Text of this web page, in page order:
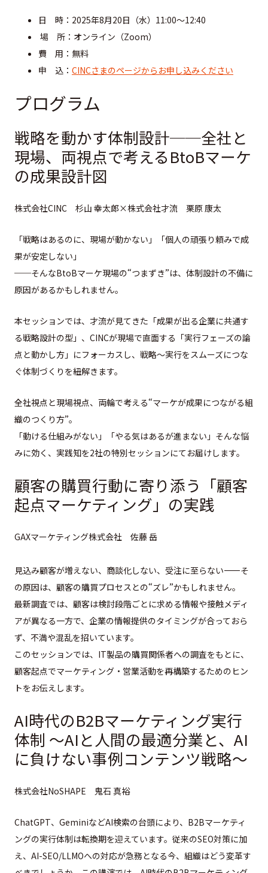
日 時：2025年8月20日（水）11:00〜12:40
場 所：オンライン（Zoom）
費 用：無料
申 込： CINCさまのページからお申し込みください
プログラム
戦略を動かす体制設計──全社と
現場、 両視点で考えるBtoBマーケ
の成果設計図
株式会社CINC 杉山 幸太郎×株式会社才流 栗原 康太
「戦略はあるのに、現場が動かない」「個人の頑張り頼みで成
果が安定しない」
──そんなBtoBマーケ現場の“つまずき”は、 体制設計の不備に
原因があるかもしれません。
本セッションでは、 才流が見てきた「成果が出る企業に共通す
る戦略設計の型」、 CINCが現場で直面する「実行フェーズの論
点と動かし方」 にフォーカスし、戦略〜実行をスムーズにつな
ぐ体制づくりを紐解きます。
全社視点と現場視点、両輪で考える“マーケが成果につながる組
織のつくり方”。
「動ける仕組みがない」「やる気はあるが進まない」 そんな悩
みに効く、 実践知を2社の特別セッションにてお届けします。
顧客の購買行動に寄り添う「顧客
起点マーケティング」の実践
GAXマーケティング株式会社 佐藤 岳
見込み顧客が増えない、商談化しない、受注に至らない——そ
の原因は、顧客の購買プロセスとの“ズレ”かもしれません。
最新調査では、 顧客は検討段階ごとに求める情報や接触メディ
アが異なる一方で、 企業の情報提供のタイミングが合っておら
ず、不満や混乱を招いています。
このセッションでは、IT製品の購買関係者への調査をもとに、
顧客起点でマーケティング・営業活動を再構築するためのヒン
トをお伝えします。
AI時代のB2Bマーケティング実行
体制 〜AIと人間の最適分業と、AI
に負けない事例コンテンツ戦略〜
株式会社NoSHAPE 鬼石 真裕
ChatGPT、GeminiなどAI検索の台頭により、 B2Bマーケティ
ングの実行体制は転換期を迎えています。 従来のSEO対策に加
え、AI-SEO/LLMOへの対応が急務となる今、 組織はどう変革す